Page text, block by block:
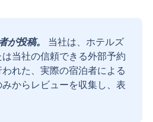
が投稿。
当社は、ホテルズ
当社の信頼できる外部予約
れた、実際の宿泊者による
からレビューを収集し、表